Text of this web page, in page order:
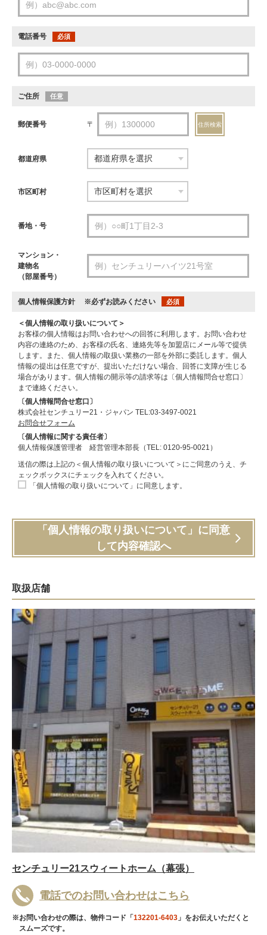
電話番号 必須
ご住所 任意
郵便番号 〒 住所検索
都道府県
市区町村
番地・号
マンション・
建物名
（部屋番号）
個人情報保護方針 ※必ずお読みください 必須
＜個人情報の取り扱いについて＞
お客様の個人情報はお問い合わせへの回答に利用します。お問い合わせ
内容の連絡のため、お客様の氏名、連絡先等を加盟店にメール等で提供
します。また、個人情報の取扱い業務の一部を外部に委託します。個人
情報の提出は任意ですが、提出いただけない場合、回答に支障が生じる
場合があります。個人情報の開示等の請求等は〔個人情報問合せ窓口〕
まで連絡ください。
〔個人情報問合せ窓口〕
株式会社センチュリー21・ジャパン TEL:03-3497-0021
お問合せフォーム
〔個人情報に関する責任者〕
個人情報保護管理者 経営管理本部長（TEL: 0120-95-0021）
送信の際は上記の＜個人情報の取り扱いについて＞にご同意のうえ、チ
ェックボックスにチェックを入れてください。
「個人情報の取り扱いについて」に同意します。
「個人情報の取り扱いについて」に同意
して内容確認へ
取扱店舗
センチュリー21スウィートホーム（幕張）
電話でのお問い合わせはこちら
※お問い合わせの際は、物件コード「 132201-6403 」をお伝えいただくと
スムーズです。